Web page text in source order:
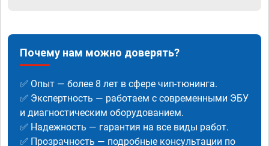
Почему нам можно доверять?
✅ Опыт — более 8 лет в сфере чип-тюнинга.
✅ Экспертность — работаем с современными ЭБУ
и диагностическим оборудованием.
✅ Надежность — гарантия на все виды работ.
✅ Прозрачность — подробные консультации по